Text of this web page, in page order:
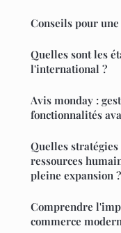
Conseils pour
Quelles sont les
l'international ?
Avis monday :
fonctionnalités
Quelles
ressources
pleine expansion ?
Comprendre
commerce